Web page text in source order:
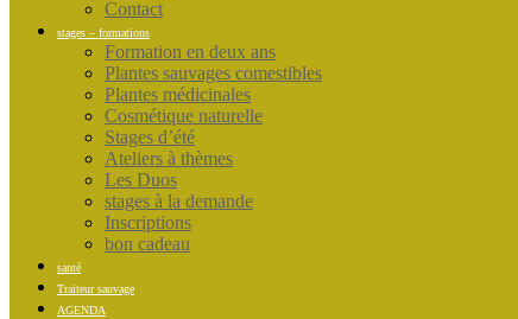
Contact
stages – formations
Formation en deux ans
Plantes sauvages comestibles
Plantes médicinales
Cosmétique naturelle
Stages d’été
Ateliers à thèmes
Les Duos
stages à la demande
Inscriptions
bon cadeau
santé
Traiteur sauvage
AGENDA